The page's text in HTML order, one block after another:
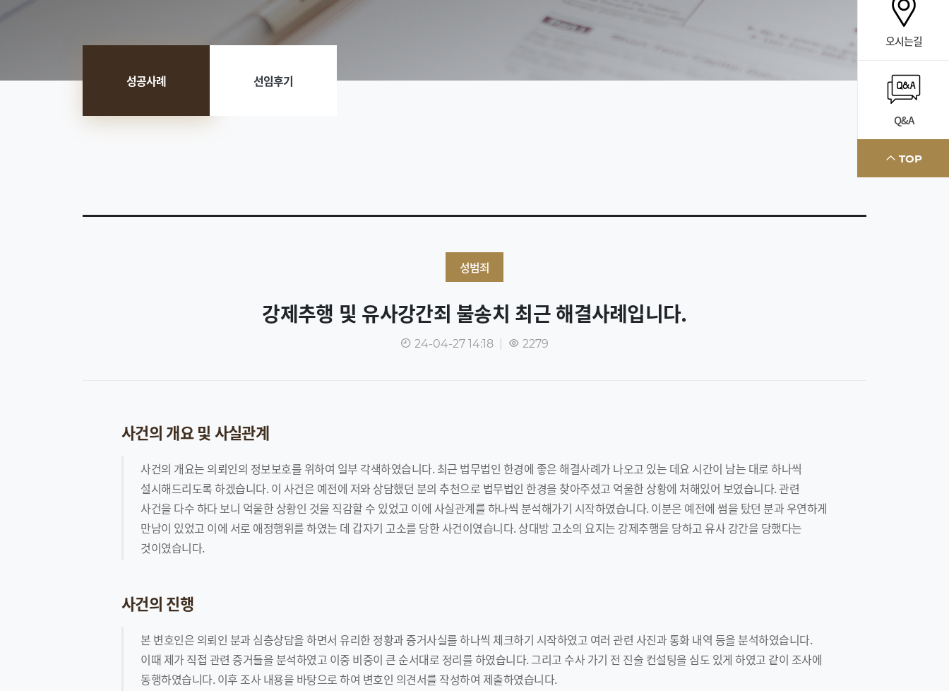
성공사례 선임후기
성범죄
강제추행 및 유사강간죄 불송치 최근 해결사례입니다.
24-04-27 14:18 2279
사건의 개요 및 사실관계
사건의 개요는 의뢰인의 정보보호를 위하여 일부 각색하였습니다. 최근 법무법인 한경에 좋은 해결사례가 나오고 있는 데요 시간이 남는 대로 하나씩
설시해드리도록 하겠습니다. 이 사건은 예전에 저와 상담했던 분의 추천으로 법무법인 한경을 찾아주셨고 억울한 상황에 처해있어 보였습니다. 관련
사건을 다수 하다 보니 억울한 상황인 것을 직감할 수 있었고 이에 사실관계를 하나씩 분석해가기 시작하였습니다. 이분은 예전에 썸을 탔던 분과 우연하게
만남이 있었고 이에 서로 애정행위를 하였는 데 갑자기 고소를 당한 사건이였습니다. 상대방 고소의 요지는 강제추행을 당하고 유사 강간을 당했다는
것이였습니다.
사건의 진행
본 변호인은 의뢰인 분과 심층상담을 하면서 유리한 정황과 증거사실를 하나씩 체크하기 시작하였고 여러 관련 사진과 통화 내역 등을 분석하였습니다.
이때 제가 직접 관련 증거들을 분석하였고 이중 비중이 큰 순서대로 정리를 하였습니다. 그리고 수사 가기 전 진술 컨설팅을 심도 있게 하였고 같이 조사에
동행하였습니다. 이후 조사 내용을 바탕으로 하여 변호인 의견서를 작성하여 제출하였습니다.
오시는길
Q&A
TOP